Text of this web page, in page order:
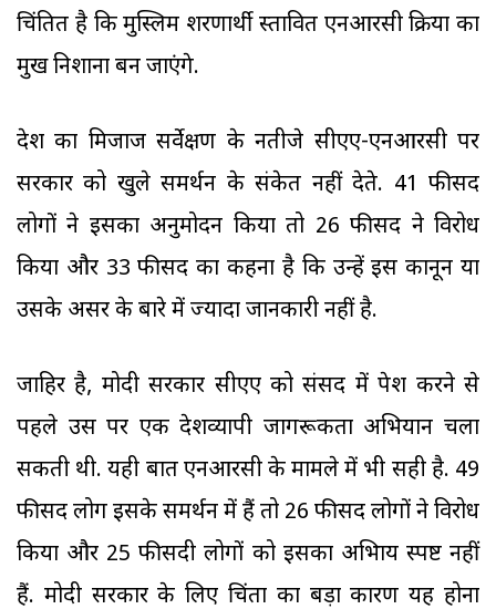
चिंतित है कि मुस्लिम शरणार्थी प्रस्तावित एनआरसी प्रक्रिया का
प्रमुख निशाना बन जाएंगे.
देश का मिजाज सर्वेक्षण के नतीजे सीएए-एनआरसी पर
सरकार को खुले समर्थन के संकेत नहीं देते. 41 फीसद
लोगों ने इसका अनुमोदन किया तो 26 फीसद ने विरोध
किया और 33 फीसद का कहना है कि उन्हें इस कानून या
उसके असर के बारे में ज्यादा जानकारी नहीं है.
जाहिर है, मोदी सरकार सीएए को संसद में पेश करने से
पहले उस पर एक देशव्यापी जागरूकता अभियान चला
सकती थी. यही बात एनआरसी के मामले में भी सही है. 49
फीसद लोग इसके समर्थन में हैं तो 26 फीसद लोगों ने विरोध
किया और 25 फीसदी लोगों को इसका अभिप्राय स्पष्ट नहीं
हैं. मोदी सरकार के लिए चिंता का बड़ा कारण यह होना